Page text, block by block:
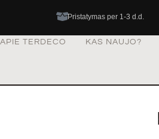
Pristatymas per 1-3 d.d.
APIE TERDECO KAS NAUJO?